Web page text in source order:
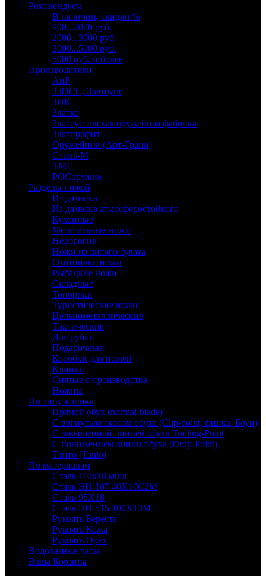
Рекомендуем
В наличии, скидки %
900...2000 руб.
2000...3000 руб.
3000...5000 руб.
5000 руб. и более
Производители
АиР
ЗЗОСС, Златоуст
ЗИК
Златко
Златоустовская оружейная фабрика
Златпрофит
Оружейник (Арт-Грани)
Стиль-М
ТМГ
РОСоружие
Разделы ножей
Из дамаска
Из дамаска атмосферостойкого
Кухонные
Метательные ножи
Недорогие
Ножи из литого булата
Охотничьи ножи
Рыбацкие ножи
Складные
Топорики
Туристические ножи
Цельнометаллические
Тактические
Для рубки
Подарочные
Коробки для ножей
Клинки
Снятые с производства
Ножны
По типу клинка
Прямой обух (normal-blade)
С вогнутым скосом обуха (Clip-point, финка, Боуи)
С завышенной линией обуха Trailing-Point
С понижением линии обуха (Drop-Point)
Танто (Tanto)
По материалам
Сталь 110х18 мшд
Сталь ЭИ-107 40Х10С2М
Сталь 95Х18
Сталь ЭИ-515 100Х13М
Рукоять Береста
Рукоять Кожа
Рукоять Орех
Водолазные часы
Ваша Корзина